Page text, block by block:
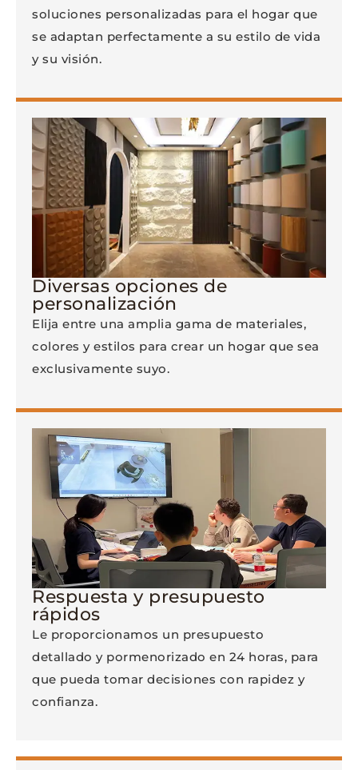
soluciones personalizadas para el hogar que
se adaptan perfectamente a su estilo de vida
y su visión.
Diversas opciones de
personalización
Elija entre una amplia gama de materiales,
colores y estilos para crear un hogar que sea
exclusivamente suyo.
Respuesta y presupuesto
rápidos
Le proporcionamos un presupuesto
detallado y pormenorizado en 24 horas, para
que pueda tomar decisiones con rapidez y
confianza.